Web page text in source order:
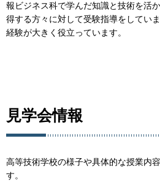
報ビジネス科で学んだ知識と技術を活
得する方々に対して受験指導をしてい
経験が大きく役立っています。
見学会情報
高等技術学校の様子や具体的な授業内
す。